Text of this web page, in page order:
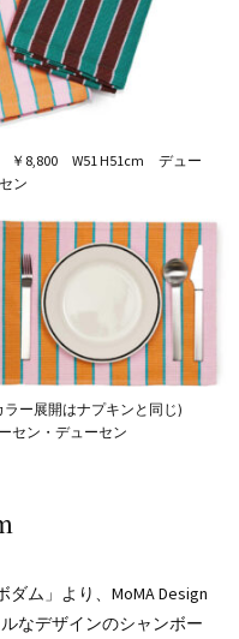
￥8,800 W51 H51cm デュー
ン
ラー展開はナプキンと同じ)
セン・デューセン
ム」より、MoMA Design
なデザインのシャンボー